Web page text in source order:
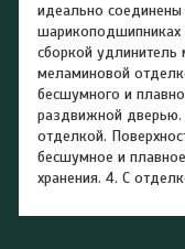
идеально
шарикоподшипниках
сборкой удлинитель
меламиновой
бесшумного и
раздвижной дверью.
отделкой.
бесшумное и
хранения. 4. С